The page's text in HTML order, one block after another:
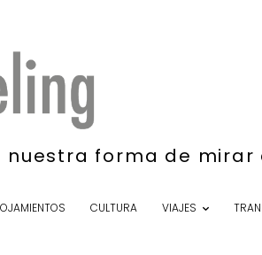
nuestra forma de mirar
CULTURA VIAJES